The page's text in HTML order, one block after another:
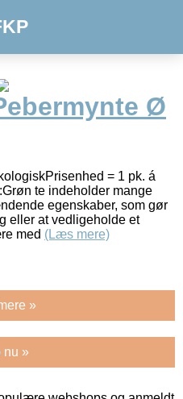
Ø
= 1 pk. á
te indeholder mange
egenskaber, som gør
eller at vedligeholde et
med (Læs mere)
»
nu »